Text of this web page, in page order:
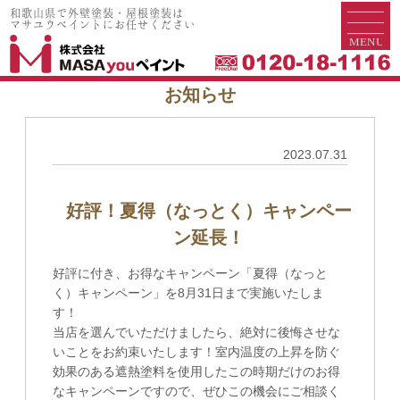
和歌山県で外壁塗装・屋根塗装は
マサユウペイントにお任せください
お知らせ
2023.07.31
好評！夏得（なっとく）キャンペー
ン延長！
好評に付き、お得なキャンペーン「夏得（なっと
く）キャンペーン」を8月31日まで実施いたしま
す！
当店を選んでいただけましたら、絶対に後悔させな
いことをお約束いたします！室内温度の上昇を防ぐ
効果のある遮熱塗料を使用したこの時期だけのお得
なキャンペーンですので、ぜひこの機会にご相談く
和歌山県で外壁塗装・屋根塗装は
マサユウペイントにお任せください